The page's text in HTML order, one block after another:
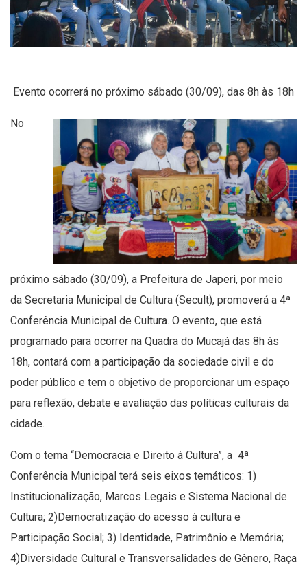
Evento ocorrerá no próximo sábado (30/09), das 8h às 18h
No
próximo sábado (30/09), a Prefeitura de Japeri, por meio
da Secretaria Municipal de Cultura (Secult), promoverá a 4ª
Conferência Municipal de Cultura. O evento, que está
programado para ocorrer na Quadra do Mucajá das 8h às
18h, contará com a participação da sociedade civil e do
poder público e tem o objetivo de proporcionar um espaço
para reflexão, debate e avaliação das políticas culturais da
cidade.
Com o tema “Democracia e Direito à Cultura”, a 4ª
Conferência Municipal terá seis eixos temáticos: 1)
Institucionalização, Marcos Legais e Sistema Nacional de
Cultura; 2)Democratização do acesso à cultura e
Participação Social; 3) Identidade, Patrimônio e Memória;
4)Diversidade Cultural e Transversalidades de Gênero, Raça